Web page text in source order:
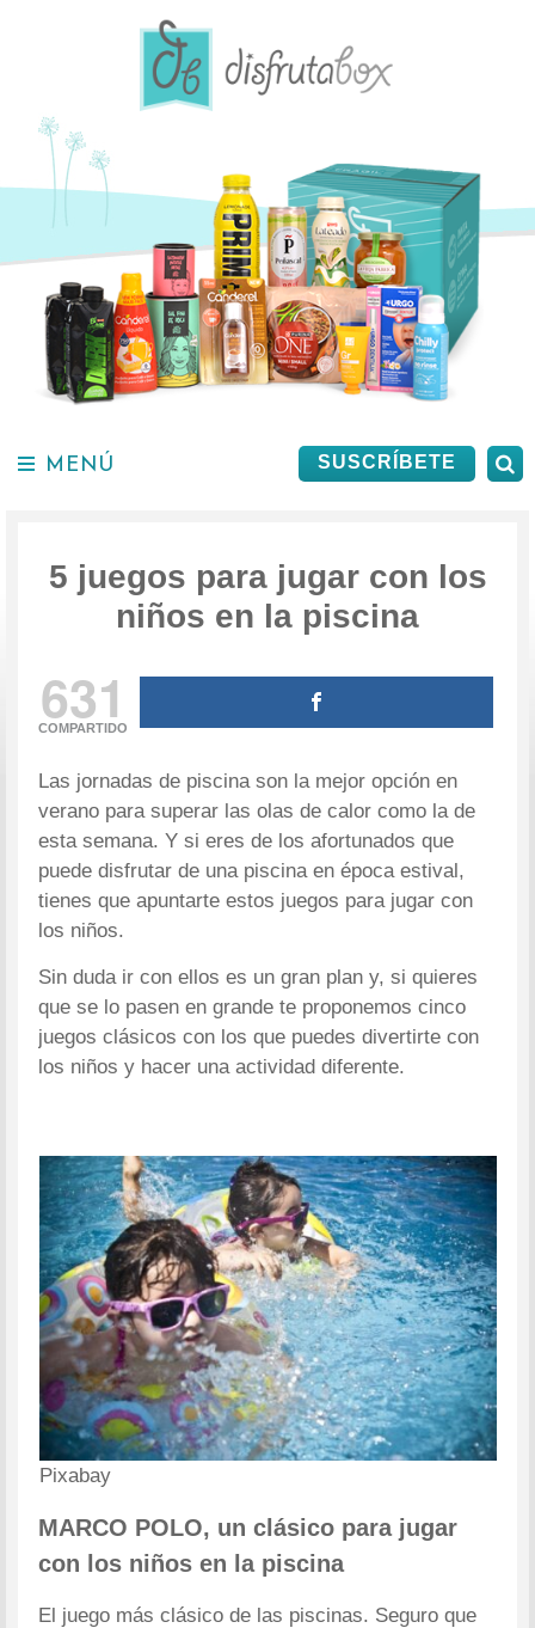
SUSCRÍBETE
MENÚ
5 juegos para jugar con los
niños en la piscina
631
COMPARTIDO
Las jornadas de piscina son la mejor opción en
verano para superar las olas de calor como la de
esta semana. Y si eres de los afortunados que
puede disfrutar de una piscina en época estival,
tienes que apuntarte estos juegos para jugar con
los niños.
Sin duda ir con ellos es un gran plan y, si quieres
que se lo pasen en grande te proponemos cinco
juegos clásicos con los que puedes divertirte con
los niños y hacer una actividad diferente.
Pixabay
MARCO POLO, un clásico para jugar
con los niños en la piscina
El juego más clásico de las piscinas. Seguro que